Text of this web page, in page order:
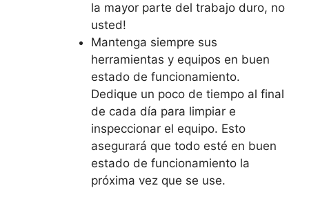
la mayor parte del trabajo duro, no
usted!
Mantenga siempre sus
herramientas y equipos en buen
estado de funcionamiento.
Dedique un poco de tiempo al final
de cada día para limpiar e
inspeccionar el equipo. Esto
asegurará que todo esté en buen
estado de funcionamiento la
próxima vez que se use.